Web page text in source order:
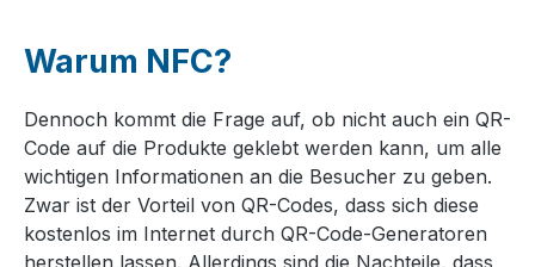
Warum NFC?
Dennoch kommt die Frage auf, ob nicht auch ein QR-
Code auf die Produkte geklebt werden kann, um alle
wichtigen Informationen an die Besucher zu geben.
Zwar ist der Vorteil von QR-Codes, dass sich diese
kostenlos im Internet durch QR-Code-Generatoren
herstellen lassen. Allerdings sind die Nachteile, dass